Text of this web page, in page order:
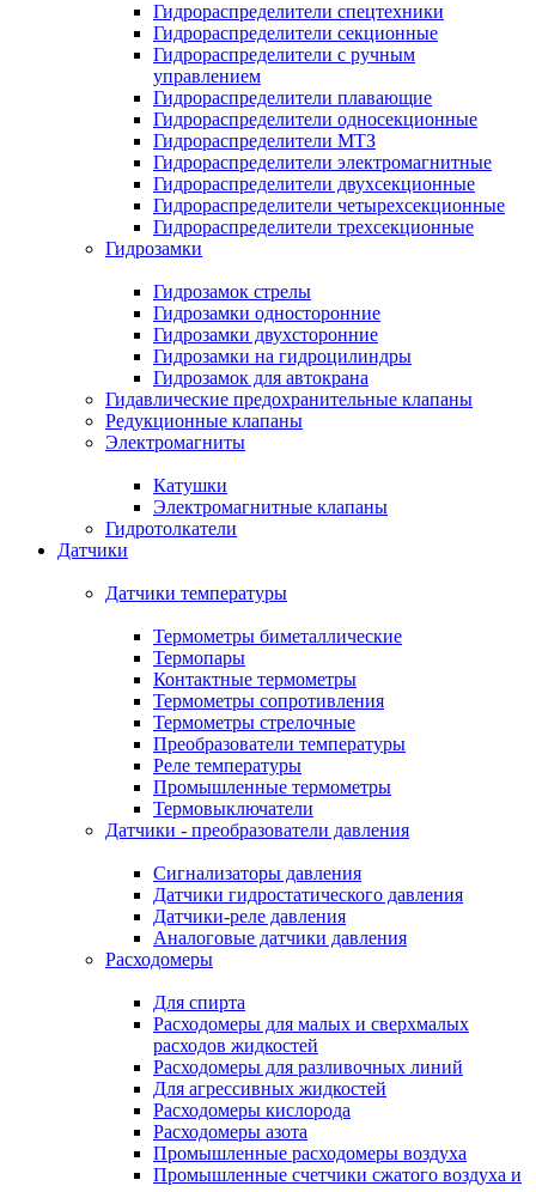
Гидрораспределители спецтехники
Гидрораспределители секционные
Гидрораспределители с ручным
управлением
Гидрораспределители плавающие
Гидрораспределители односекционные
Гидрораспределители МТЗ
Гидрораспределители электромагнитные
Гидрораспределители двухсекционные
Гидрораспределители четырехсекционные
Гидрораспределители трехсекционные
Гидрозамки
Гидрозамок стрелы
Гидрозамки односторонние
Гидрозамки двухсторонние
Гидрозамки на гидроцилиндры
Гидрозамок для автокрана
Гидавлические предохранительные клапаны
Редукционные клапаны
Электромагниты
Катушки
Электромагнитные клапаны
Гидротолкатели
Датчики
Датчики температуры
Термометры биметаллические
Термопары
Контактные термометры
Термометры сопротивления
Термометры стрелочные
Преобразователи температуры
Реле температуры
Промышленные термометры
Термовыключатели
Датчики - преобразователи давления
Сигнализаторы давления
Датчики гидростатического давления
Датчики-реле давления
Аналоговые датчики давления
Расходомеры
Для спирта
Расходомеры для малых и сверхмалых
расходов жидкостей
Расходомеры для разливочных линий
Для агрессивных жидкостей
Расходомеры кислорода
Расходомеры азота
Промышленные расходомеры воздуха
Промышленные счетчики сжатого воздуха и